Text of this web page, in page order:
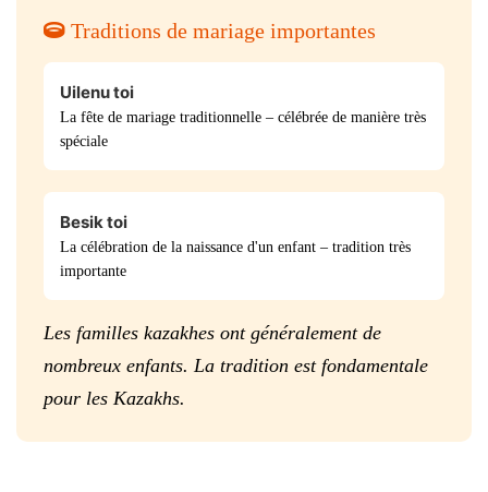
Traditions de mariage importantes
Uilenu toi
La fête de mariage traditionnelle – célébrée de manière très
spéciale
Besik toi
La célébration de la naissance d'un enfant – tradition très
importante
Les familles kazakhes ont généralement de
nombreux enfants. La tradition est fondamentale
pour les Kazakhs.